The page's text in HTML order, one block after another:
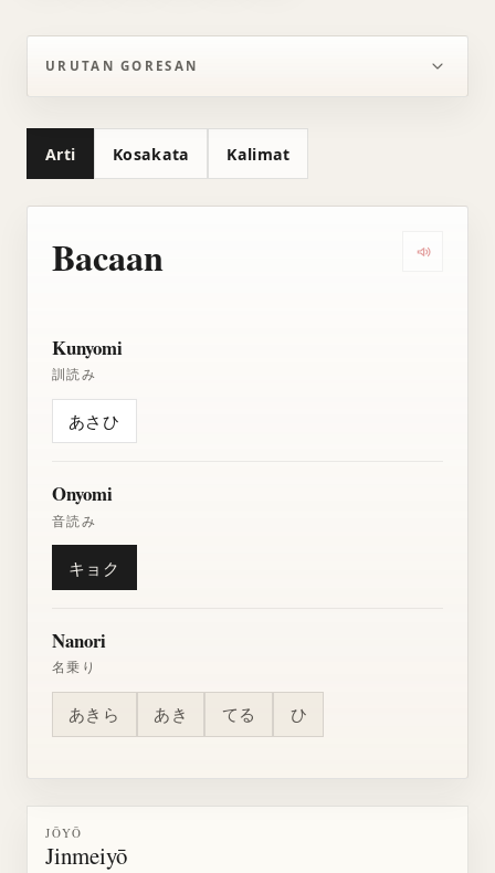
URUTAN GORESAN
Arti Kosakata Kalimat
Bacaan
Kunyomi
訓読み
あさひ
Onyomi
音読み
キョク
Nanori
名乗り
あきら あき てる ひ
JŌYŌ
Jinmeiyō